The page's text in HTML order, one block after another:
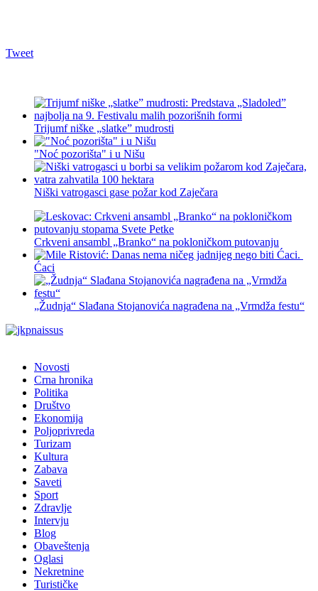
Tweet
Trijumf niške „slatke” mudrosti
"Noć pozorišta" i u Nišu
Niški vatrogasci gase požar kod Zaječara
Crkveni ansambl „Branko“ na pokloničkom putovanju
Ćaci
„Žudnja“ Slađana Stojanovića nagrađena na „Vrmdža festu“
Novosti
Crna hronika
Politika
Društvo
Ekonomija
Poljoprivreda
Turizam
Kultura
Zabava
Saveti
Sport
Zdravlje
Intervju
Blog
Obaveštenja
Oglasi
Nekretnine
Turističke